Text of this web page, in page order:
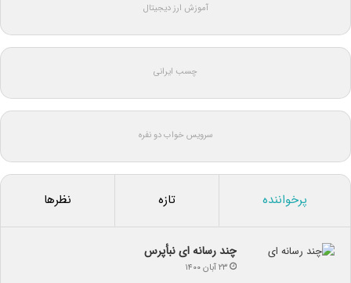
آموزش ارز دیجیتال
چسب ایرانی
سرویس خواب دو نفره
پرخواننده تازه نظرها
چند رسانه ای نبأپرس
۲۳ آبان ۱۴۰۰